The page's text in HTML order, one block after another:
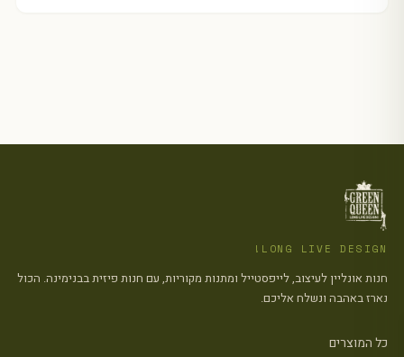
LONG LIVE DESIGN!
חנות אונליין לעיצוב, לייפסטייל ומתנות מקוריות, עם חנות פיזית בבנימינה. הכול
נארז באהבה ונשלח אליכם.
כל המוצרים